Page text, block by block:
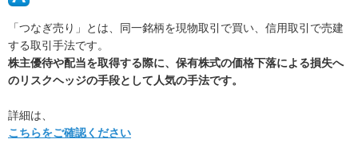
「つなぎ売り」とは、同一銘柄を現物取引で買い、信用取引で売建
する取引手法です。
株主優待や配当を取得する際に、保有株式の価格下落による損失へ
のリスクヘッジの手段として人気の手法です。
詳細は、
こちらをご確認ください